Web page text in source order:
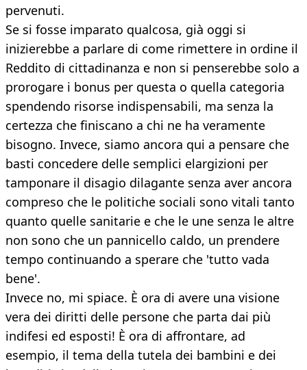
pervenuti.
Se si fosse imparato qualcosa, già oggi si
inizierebbe a parlare di come rimettere in ordine il
Reddito di cittadinanza e non si penserebbe solo a
prorogare i bonus per questa o quella categoria
spendendo risorse indispensabili, ma senza la
certezza che finiscano a chi ne ha veramente
bisogno. Invece, siamo ancora qui a pensare che
basti concedere delle semplici elargizioni per
tamponare il disagio dilagante senza aver ancora
compreso che le politiche sociali sono vitali tanto
quanto quelle sanitarie e che le une senza le altre
non sono che un pannicello caldo, un prendere
tempo continuando a sperare che 'tutto vada
bene'.
Invece no, mi spiace. È ora di avere una visione
vera dei diritti delle persone che parta dai più
indifesi ed esposti! È ora di affrontare, ad
esempio, il tema della tutela dei bambini e dei